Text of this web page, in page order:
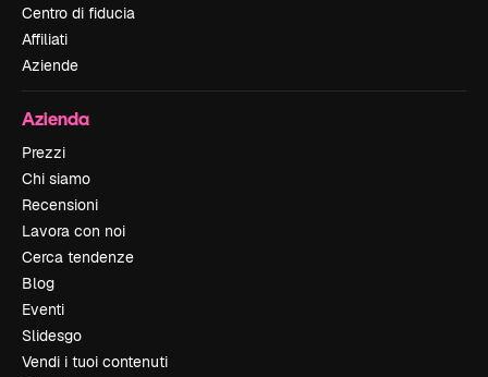
Centro di fiducia
Affiliati
Aziende
Azienda
Prezzi
Chi siamo
Recensioni
Lavora con noi
Cerca tendenze
Blog
Eventi
Slidesgo
Vendi i tuoi contenuti